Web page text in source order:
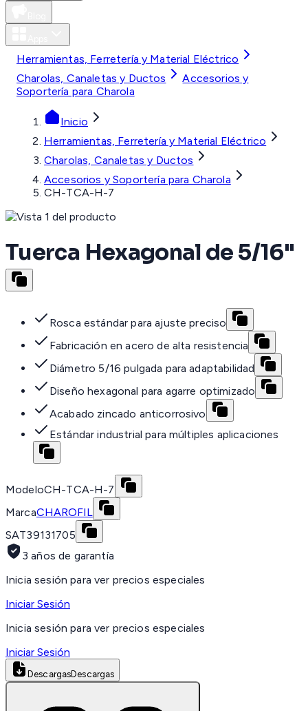
Herramientas, Ferretería y Material Eléctrico
Charolas, Canaletas y Ductos
Accesorios y
Soportería para Charola
Inicio
Herramientas, Ferretería y Material Eléctrico
Charolas, Canaletas y Ductos
Accesorios y Soportería para Charola
CH-TCA-H-7
Tuerca Hexagonal de 5/16"
Rosca estándar para ajuste preciso
Fabricación en acero de alta resistencia
Diámetro 5/16 pulgada para adaptabilidad
Diseño hexagonal para agarre optimizado
Acabado zincado anticorrosivo
Estándar industrial para múltiples aplicaciones
ModeloCH-TCA-H-7
MarcaCHAROFIL
SAT39131705
3 años de garantía
Inicia sesión para ver precios especiales
Iniciar Sesión
Inicia sesión para ver precios especiales
Iniciar Sesión
DescargasDescargas